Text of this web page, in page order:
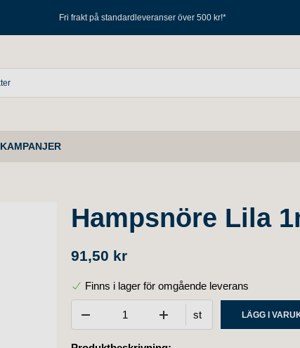
Fri frakt på standardleveranser över 500 kr!*
KAMPANJER
Hampsnöre Lila
91,50 kr
Finns i lager för omgående leverans
st LÄGG I